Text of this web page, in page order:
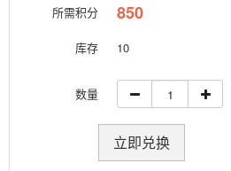
所需积分 850
库存 10
数量
立即兑换